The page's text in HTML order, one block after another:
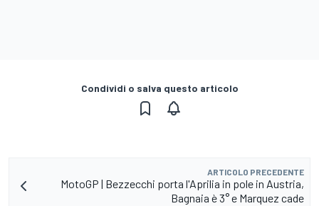
Condividi o salva questo articolo
ARTICOLO PRECEDENTE
MotoGP | Bezzecchi porta l'Aprilia in pole in Austria,
Bagnaia è 3° e Marquez cade